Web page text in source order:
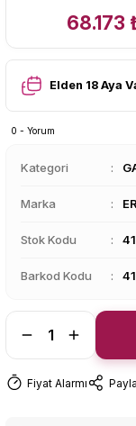
68.173
Elden 18 Aya
0 - Yorum
Kategori
Marka
Stok Kodu
Barkod Kodu
Fiyat Alarmı